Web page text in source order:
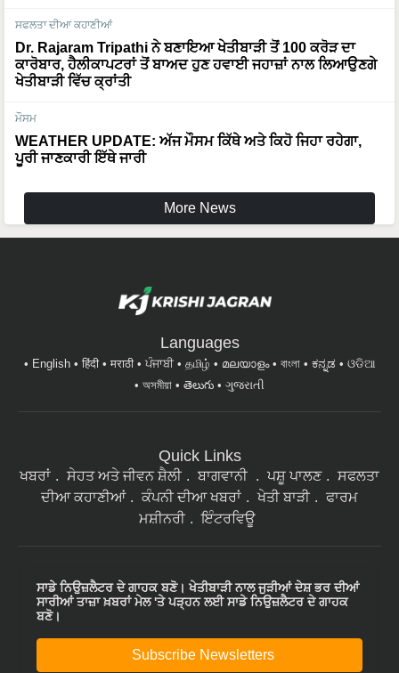
ਸਫਲਤਾ ਦੀਆ ਕਹਾਣੀਆਂ
Dr. Rajaram Tripathi ਨੇ ਬਣਾਇਆ ਖੇਤੀਬਾੜੀ ਤੋਂ 100 ਕਰੋੜ ਦਾ
ਕਾਰੋਬਾਰ, ਹੈਲੀਕਾਪਟਰਾਂ ਤੋਂ ਬਾਅਦ ਹੁਣ ਹਵਾਈ ਜਹਾਜ਼ਾਂ ਨਾਲ ਲਿਆਉਣਗੇ
ਖੇਤੀਬਾੜੀ ਵਿੱਚ ਕ੍ਰਾਂਤੀ
ਮੌਸਮ
WEATHER UPDATE: ਅੱਜ ਮੌਸਮ ਕਿੱਥੇ ਅਤੇ ਕਿਹੋ ਜਿਹਾ ਰਹੇਗਾ,
ਪੂਰੀ ਜਾਣਕਾਰੀ ਇੱਥੇ ਜਾਰੀ
More News
Languages
English हिंदी मराठी ਪੰਜਾਬੀ தமிழ் മലയാളം বাংলা ಕನ್ನಡ
ଓଡିଆ
অসমীয়া
తెలుగు ગુજરાતી
Quick Links
ਖਬਰਾਂ ਸੇਹਤ ਅਤੇ ਜੀਵਨ ਸ਼ੈਲੀ ਬਾਗਵਾਨੀ ਪਸ਼ੂ ਪਾਲਣ
ਸਫਲਤਾ
ਦੀਆ ਕਹਾਣੀਆਂ
ਕੰਪਨੀ ਦੀਆ ਖਬਰਾਂ ਖੇਤੀ ਬਾੜੀ
ਫਾਰਮ
ਮਸ਼ੀਨਰੀ
ਇੰਟਰਵਿਊ
ਸਾਡੇ ਨਿਉਜ਼ਲੈਟਰ ਦੇ ਗਾਹਕ ਬਣੋ। ਖੇਤੀਬਾੜੀ ਨਾਲ ਜੁੜੀਆਂ ਦੇਸ਼ ਭਰ ਦੀਆਂ
ਸਾਰੀਆਂ ਤਾਜ਼ਾ ਖ਼ਬਰਾਂ ਮੇਲ 'ਤੇ ਪੜ੍ਹਨ ਲਈ ਸਾਡੇ ਨਿਉਜ਼ਲੈਟਰ ਦੇ ਗਾਹਕ
ਬਣੋ।
Subscribe Newsletters